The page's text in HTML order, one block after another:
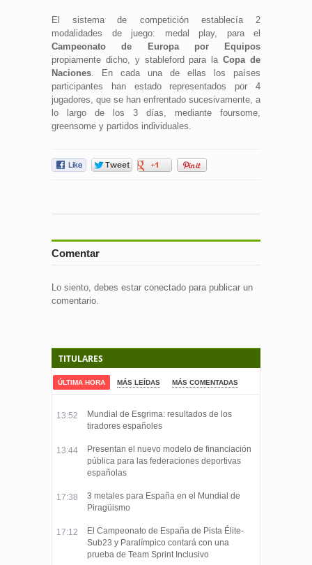
El sistema de competición establecía 2
modalidades de juego: medal play, para el
Campeonato de Europa por Equipos
propiamente dicho, y stableford para laCopa de
Naciones. En cada una de ellas los países
participantes han estado representados por 4
jugadores, que se han enfrentado sucesivamente, a
lo largo de los 3 días, mediante foursome,
greensome y partidos individuales.
Comentar
Lo siento, debes estar conectado para publicar un
comentario.
TITULARES
ÚLTIMA HORA MÁS LEÍDAS MÁS COMENTADAS
13:52
Mundial de Esgrima: resultados de los
tiradores españoles
13:44
Presentan el nuevo modelo de financiación
pública para las federaciones deportivas
españolas
17:38
3 metales para España en el Mundial de
Piragüismo
17:12
El Campeonato de España de Pista Élite-
Sub23 y Paralímpico contará con una
prueba de Team Sprint Inclusivo